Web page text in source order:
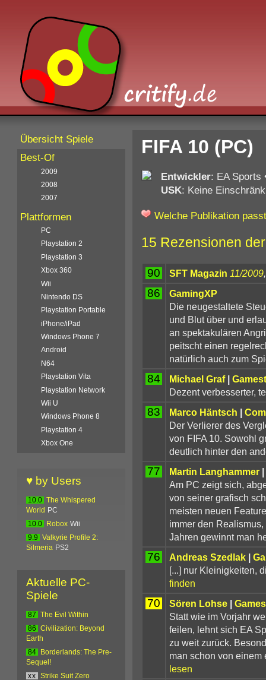
FIFA 10 (PC)
Entwickler: EA Sports
USK: Keine
Welche Publikation
15 Rezensionen
90 SFT Magazin 11/2009
86
GamingXP
Die neugestaltete
und Blut über und
an spektakulären
peitscht einen
natürlich auch zum
84 Michael Graf|
Dezent verbesserter,
83 Marco Häntsch |
Der Verlierer des
von FIFA 10. Sowohl
deutlich hinter den
77 Martin Langhammer|
Am PC zeigt sich,
von seiner grafisch
meisten neuen
immer den
Jahren gewinnt man
76 Andreas Szedlak|
[...] nur Kleinigkeiten,
finden
70 Sören Lohse|
Statt wie im Vorjahr
feilen, lehnt sich EA
zu weit zurück.
man schon von einem
lesen
Übersicht Spiele
Best-Of
2009
2008
2007
Plattformen
PC
Playstation 2
Playstation 3
Xbox 360
Wii
Nintendo DS
Playstation Portable
iPhone/iPad
Windows Phone 7
Android
N64
Playstation Vita
Playstation Network
Wii U
Windows Phone 8
Playstation 4
Xbox One
♥ by Users
10.0
The Whispered
World
PC
10.0
Robox Wii
9.9
Valkyrie Profile 2:
Silmeria PS2
Aktuelle PC-
Spiele
87
The Evil Within
86
Civilization: Beyond
Earth
84
Borderlands: The Pre-
Sequel!
xx
Strike Suit Zero